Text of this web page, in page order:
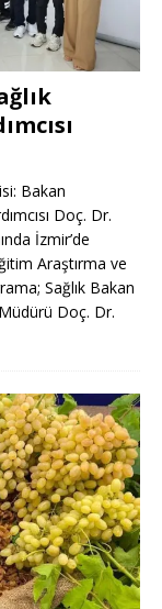
Bakan
Doç. Dr.
İzmir’de
Araştırma ve
Sağlık Bakan
Müdürü Doç. Dr.